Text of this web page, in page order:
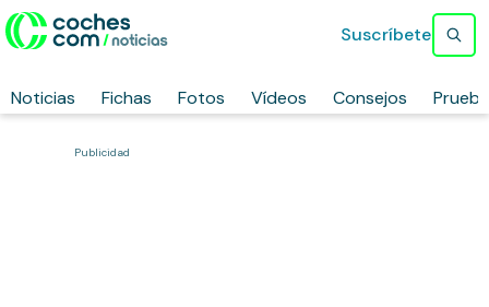
Noticias Fichas Fotos Vídeos Consejos
Suscríbete
Publicidad